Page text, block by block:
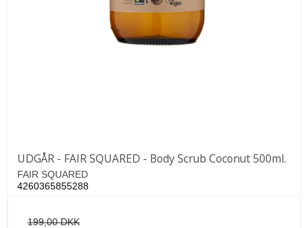
UDGÅR - FAIR SQUARED - Body Scrub Coconut 500ml.
FAIR SQUARED
4260365855288
199,00 DKK